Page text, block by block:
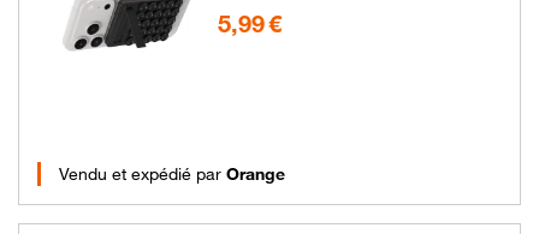
5,99 €
Vendu et expédié par Orange